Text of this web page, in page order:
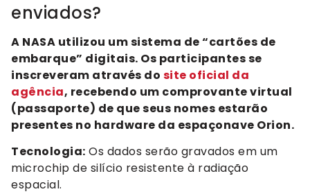
enviados?
A NASA utilizou um sistema de “cartões de
embarque” digitais. Os participantes se
inscreveram através do site oficial da
agência, recebendo um comprovante virtual
(passaporte) de que seus nomes estarão
presentes no hardware da espaçonave Orion.
Tecnologia: Os dados serão gravados em um
microchip de silício resistente à radiação
espacial.